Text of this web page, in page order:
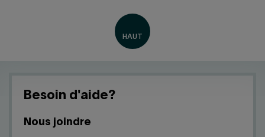
Besoin d'aide?
Nous joindre